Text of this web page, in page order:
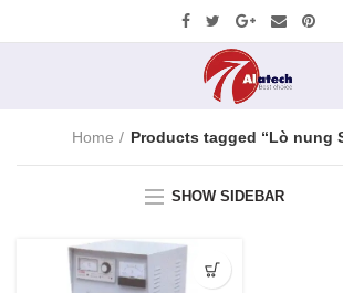
Home Products tagged “Lò nung
SHOW SIDEBAR